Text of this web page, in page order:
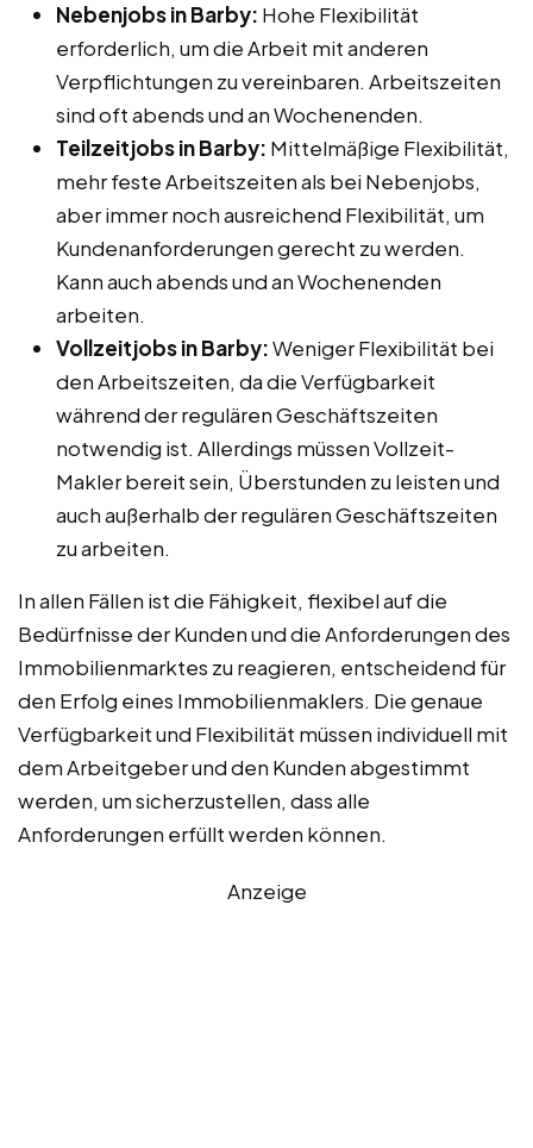
Nebenjobs in Barby: Hohe Flexibilität
erforderlich, um die Arbeit mit anderen
Verpflichtungen zu vereinbaren. Arbeitszeiten
sind oft abends und an Wochenenden.
Teilzeitjobs in Barby: Mittelmäßige Flexibilität,
mehr feste Arbeitszeiten als bei Nebenjobs,
aber immer noch ausreichend Flexibilität, um
Kundenanforderungen gerecht zu werden.
Kann auch abends und an Wochenenden
arbeiten.
Vollzeitjobs in Barby:Weniger Flexibilität bei
den Arbeitszeiten, da die Verfügbarkeit
während der regulären Geschäftszeiten
notwendig ist. Allerdings müssen Vollzeit-
Makler bereit sein, Überstunden zu leisten und
auch außerhalb der regulären Geschäftszeiten
zu arbeiten.
In allen Fällen ist die Fähigkeit, flexibel auf die
Bedürfnisse der Kunden und die Anforderungen des
Immobilienmarktes zu reagieren, entscheidend für
den Erfolg eines Immobilienmaklers. Die genaue
Verfügbarkeit und Flexibilität müssen individuell mit
dem Arbeitgeber und den Kunden abgestimmt
werden, um sicherzustellen, dass alle
Anforderungen erfüllt werden können.
Anzeige